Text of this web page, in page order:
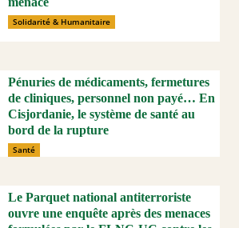
Solidarité & Humanitaire
Pénuries de médicaments, fermetures
de cliniques, personnel non payé… En
Cisjordanie, le système de santé au
bord de la rupture
Santé
Le Parquet national antiterroriste
ouvre une enquête après des menaces